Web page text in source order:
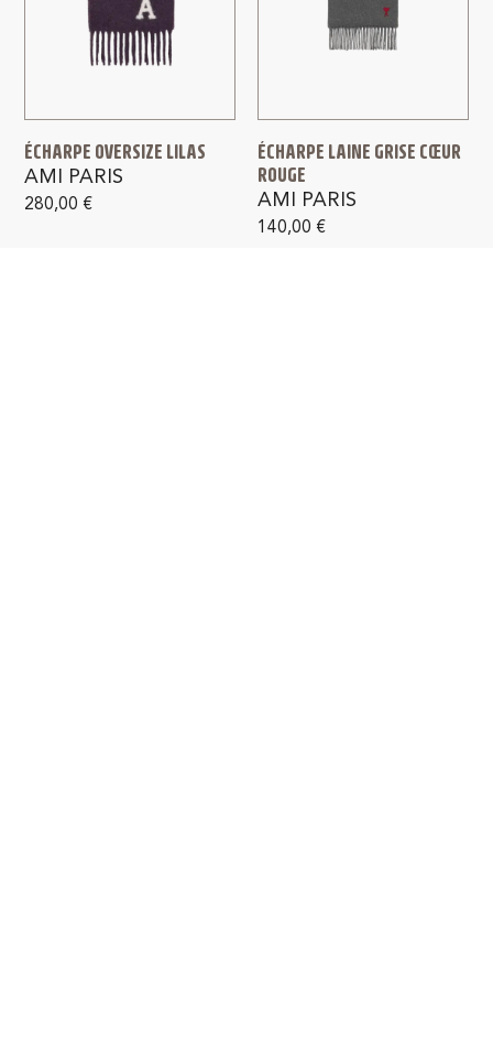
ÉCHARPE OVERSIZE LILAS
AMI PARIS
280,00 €
ÉCHARPE LAINE GRISE CŒUR
ROUGE
AMI PARIS
140,00 €